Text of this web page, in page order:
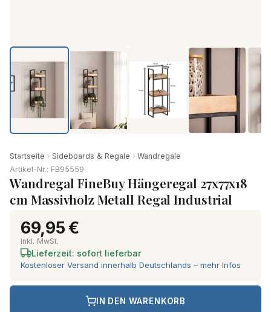
Startseite Sideboards & Regale
Wandregale
Artikel-Nr.: FB95559
Wandregal FineBuy Hängeregal 27x77x18
cm Massivholz Metall Regal Industrial
69,95 €
Inkl. MwSt.
Lieferzeit: sofort lieferbar
Kostenloser Versand innerhalb Deutschlands – mehr Infos
IN DEN WARENKORB